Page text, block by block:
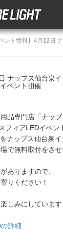
ナップス仙台泉
ベント開催
品専門店「ナッ
フィアLEDイベン
ナップス仙台泉
で無料取付をさせ
ありますので、
りください！
しみにしています
詳細